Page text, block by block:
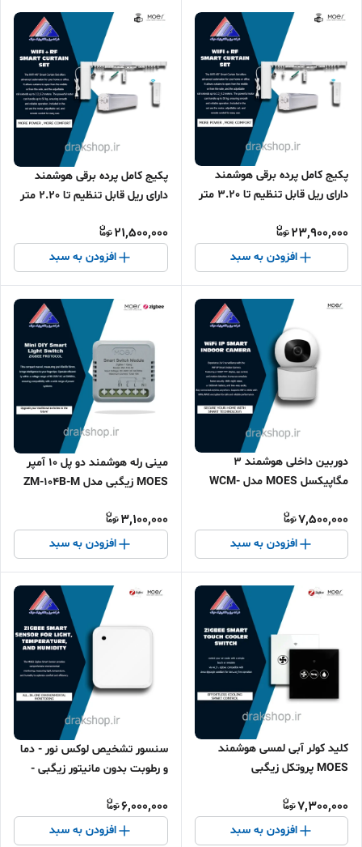
پکیج کامل پرده برقی هوشمند
دارای ریل قابل تنظیم تا 3.20 متر
23,900,000
افزودن به سبد
پکیج کامل پرده برقی هوشمند
دارای ریل قابل تنظیم تا 2.20 متر
21,500,000
افزودن به سبد
دوربین داخلی هوشمند 3
مگاپیکسل MOES مدل WCM-
WIFI)
7,500,000
افزودن به سبد
مینی رله هوشمند دو پل 10 آمپر
MOES زیگبی مدل ZM-104B-M
3,100,000
افزودن به سبد
کلید کولر آبی لمسی هوشمند
MOES پروتکل زیگبی
7,300,000
افزودن به سبد
سنسور تشخیص لوکس نور - دما
و رطوبت بدون مانیتور زیگبی -
6,000,000
افزودن به سبد